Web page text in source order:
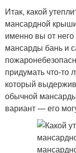
Итак, какой
мансардной
именно вы от
мансарды бань и
придумать что-то
который
обычной
вариант — его